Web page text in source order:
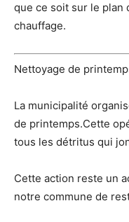
que ce soit sur le plan
chauffage.
Nettoyage de
La municipalité
de printemps.Cette
tous les détritus qui
Cette action reste un
notre commune de